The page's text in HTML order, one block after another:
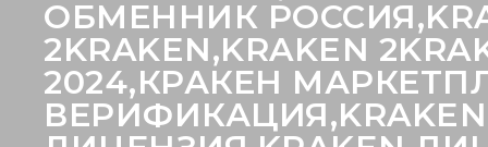
ОБМЕННИК
2KRAKEN,KRAKEN
2024,КРАКЕН